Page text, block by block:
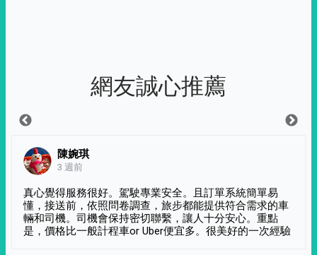
網友誠心推薦
陳婉琪
3 週前
真心覺得服務很好。駕駛專業安全。且訂單系統簡單易
懂，接送前，依照問卷調查，旅步都能提供符合需求的車
輛和司機。司機會保持密切聯繫，讓人十分安心。重點
是，價格比一般計程車or Uber便宜多。很美好的一次經驗